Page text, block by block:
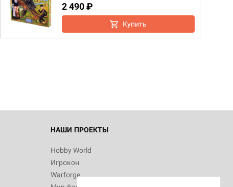
2 490 ₽
Купить
НАШИ ПРОЕКТЫ
Hobby World
Игрокон
Warforge